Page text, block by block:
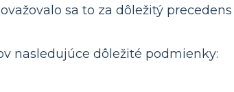
sa to za dôležitý
nasledujúce dôležité podmienky: